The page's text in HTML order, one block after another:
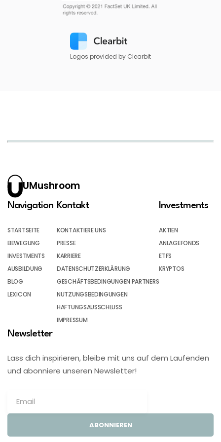
Logos provided by Clearbit
UMushroom
Navigation
STARTSEITE
BEWEGUNG
INVESTMENTS
AUSBILDUNG
BLOG
LEXICON
Kontakt
KONTAKTIERE UNS
PRESSE
KARRIERE
DATENSCHUTZERKLÄRUNG
GESCHÄFTSBEDINGUNGEN PARTNERS
NUTZUNGSBEDINGUNGEN
HAFTUNGSAUSSCHLUSS
IMPRESSUM
Investments
AKTIEN
ANLAGEFONDS
ETFS
KRYPTOS
Newsletter
Lass dich inspirieren, bleibe mit uns auf dem Laufenden
und abonniere unseren Newsletter!
ABONNIEREN